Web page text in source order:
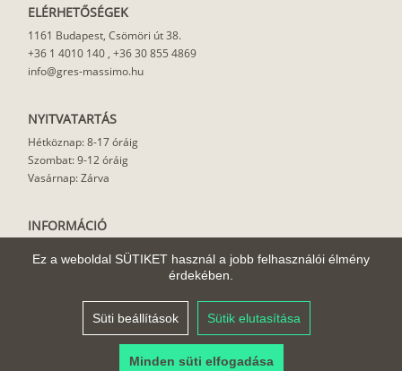
Ez a weboldal SÜTIKET használ a jobb felhasználói élmény
érdekében.
Süti beállítások Sütik elutasítása
Minden süti elfogadása
ELÉRHETŐSÉGEK
1161 Budapest, Csömöri út 38.
+36 1 4010 140 , +36 30 855 4869
info@gres-massimo.hu
NYITVATARTÁS
Hétköznap: 8-17 óráig
Szombat: 9-12 óráig
Vasárnap: Zárva
INFORMÁCIÓ
Felhasználási javaslat